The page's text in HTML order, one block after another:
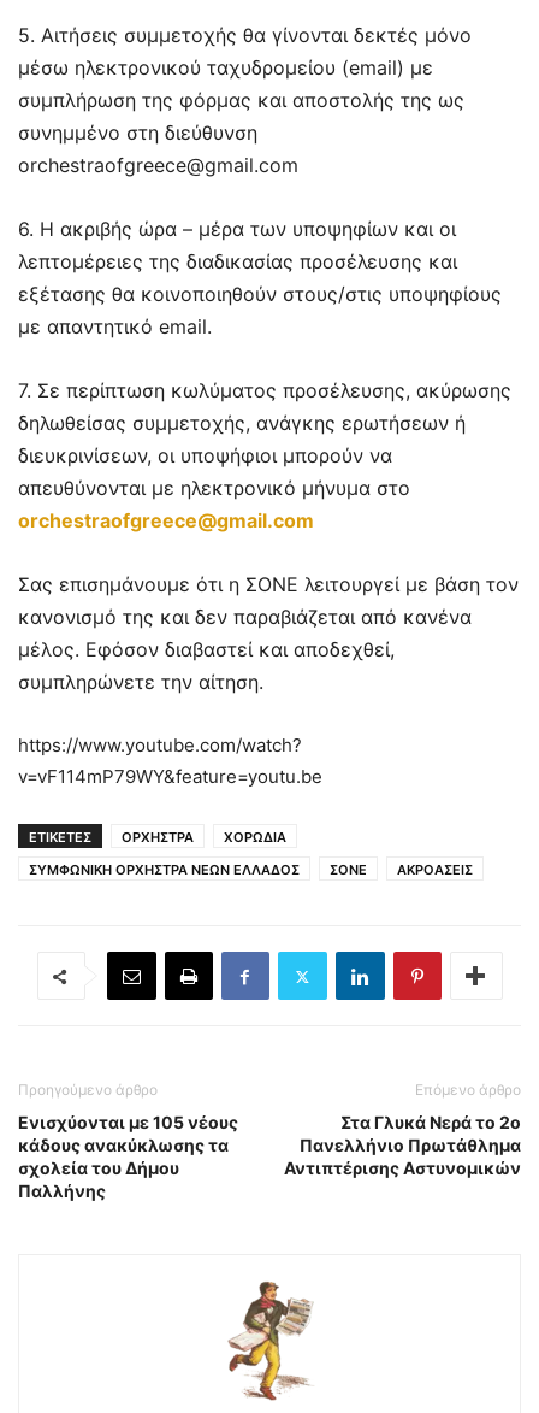
5. Αιτήσεις συμμετοχής θα γίνονται δεκτές μόνο
μέσω ηλεκτρονικού ταχυδρομείου (email) με
συμπλήρωση της φόρμας και αποστολής της ως
συνημμένο στη διεύθυνση
orchestraofgreece@gmail.com
6. Η ακριβής ώρα – μέρα των υποψηφίων και οι
λεπτομέρειες της διαδικασίας προσέλευσης και
εξέτασης θα κοινοποιηθούν στους/στις υποψηφίους
με απαντητικό email.
7. Σε περίπτωση κωλύματος προσέλευσης, ακύρωσης
δηλωθείσας συμμετοχής, ανάγκης ερωτήσεων ή
διευκρινίσεων, οι υποψήφιοι μπορούν να
απευθύνονται με ηλεκτρονικό μήνυμα στο
orchestraofgreece@gmail.com
Σας επισημάνουμε ότι η ΣΟΝΕ λειτουργεί με βάση τον
κανονισμό της και δεν παραβιάζεται από κανένα
μέλος. Εφόσον διαβαστεί και αποδεχθεί,
συμπληρώνετε την αίτηση.
https://www.youtube.com/watch?
v=vF114mP79WY&feature=youtu.be
ΕΤΙΚΕΤΕΣ ΟΡΧΗΣΤΡΑ
ΧΟΡΩΔΙΑ
ΣΥΜΦΩΝΙΚΗ ΟΡΧΗΣΤΡΑ ΝΕΩΝ ΕΛΛΑΔΟΣ
ΣΟΝΕ ΑΚΡΟΑΣΕΙΣ
Προηγούμενο άρθρο
Ενισχύονται με 105 νέους
κάδους ανακύκλωσης τα
σχολεία του Δήμου
Παλλήνης
Επόμενο άρθρο
Στα Γλυκά Νερά το 2ο
Πανελλήνιο Πρωτάθλημα
Αντιπτέρισης Αστυνομικών